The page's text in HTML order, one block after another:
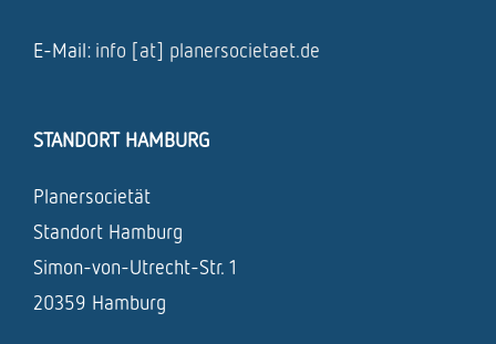
E-Mail: info [at] planersocietaet.de
STANDORT HAMBURG
Planersocietät
Standort Hamburg
Simon-von-Utrecht-Str. 1
20359 Hamburg